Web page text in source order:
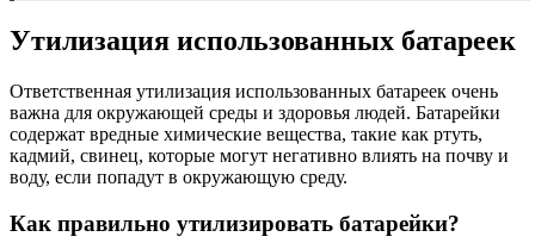
Утилизация использованных батареек
Ответственная утилизация использованных батареек очень
важна для окружающей среды и здоровья людей. Батарейки
содержат вредные химические вещества, такие как ртуть,
кадмий, свинец, которые могут негативно влиять на почву и
воду, если попадут в окружающую среду.
Как правильно утилизировать батарейки?